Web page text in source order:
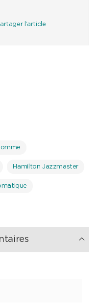
l'article
Hamilton Jazzmaster